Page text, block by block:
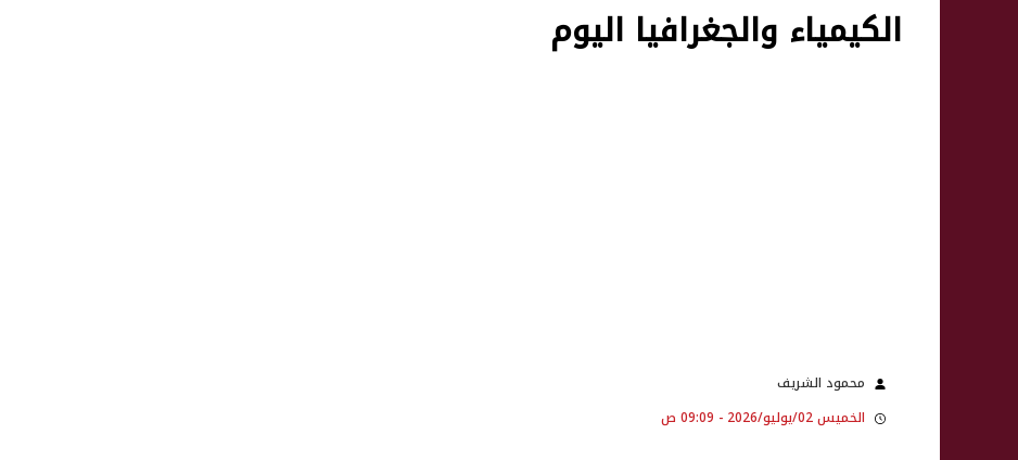
الكيمياء والجغرافيا اليوم
محمود الشريف
الخميس 02/يوليو/2026 - 09:09 ص